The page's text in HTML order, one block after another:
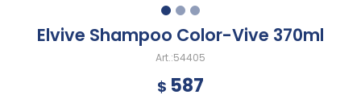
Elvive Shampoo Color-Vive 370ml
54405
$ 587